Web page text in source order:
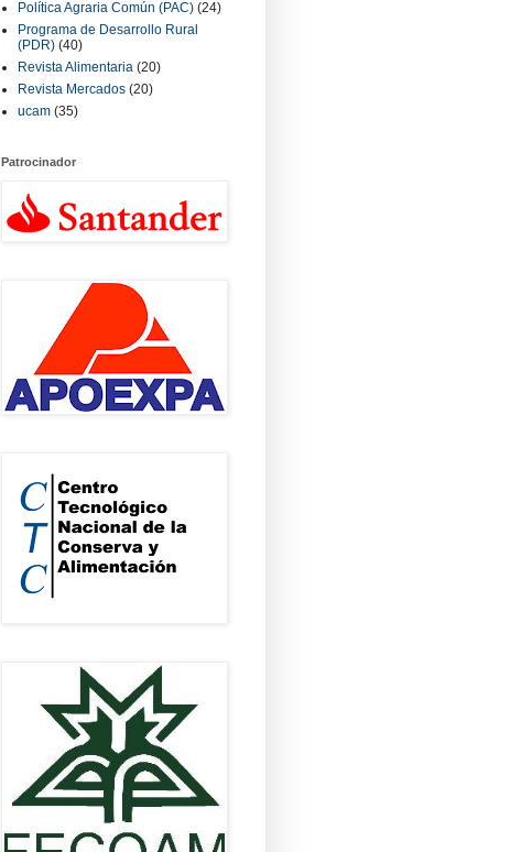
Política Agraria Común (PAC) (24)
Programa de Desarrollo Rural
(PDR) (40)
Revista Alimentaria (20)
Revista Mercados (20)
ucam (35)
Patrocinador